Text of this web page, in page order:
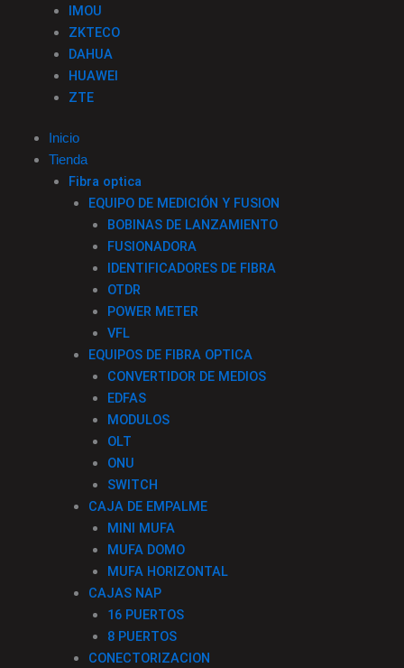
IMOU
ZKTECO
DAHUA
HUAWEI
ZTE
Inicio
Tienda
Fibra optica
EQUIPO DE MEDICIÓN Y FUSION
BOBINAS DE LANZAMIENTO
FUSIONADORA
IDENTIFICADORES DE FIBRA
OTDR
POWER METER
VFL
EQUIPOS DE FIBRA OPTICA
CONVERTIDOR DE MEDIOS
EDFAS
MODULOS
OLT
ONU
SWITCH
CAJA DE EMPALME
MINI MUFA
MUFA DOMO
MUFA HORIZONTAL
CAJAS NAP
16 PUERTOS
8 PUERTOS
CONECTORIZACION